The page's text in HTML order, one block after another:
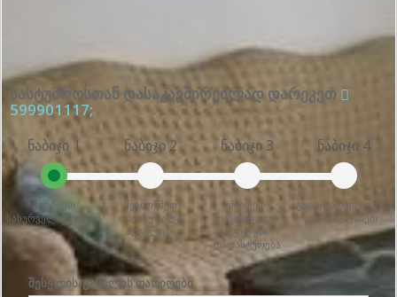
სასტუმროსთან დასაკავშირებლად დარეკეთ
599901117;
ნაბიჯი 1
აირჩიეთ
სასურველი ნომერი
ნაბიჯი 2
შეამოწმეთ
თავისუფალი
ადგილები
ნაბიჯი 3
მიიღეთ
თავისუფალი
ადგილების
დადასტურება
ნაბიჯი 4
გადაიხადეთ ავანსი
და დაჯავშნეთ
შესვლის/გასვლის თარიღები